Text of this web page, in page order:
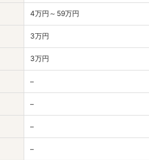
4万円～59万円
3万円
3万円
–
–
–
–